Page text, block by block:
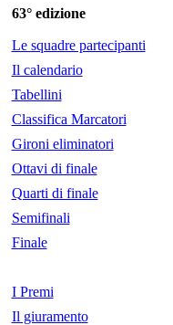
63° edizione
Le squadre partecipanti
Il calendario
Tabellini
Classifica Marcatori
Gironi eliminatori
Ottavi di finale
Quarti di finale
Semifinali
Finale
I Premi
Il giuramento